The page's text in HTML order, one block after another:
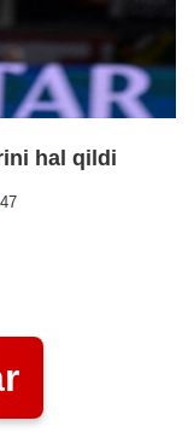
hal qildi
47